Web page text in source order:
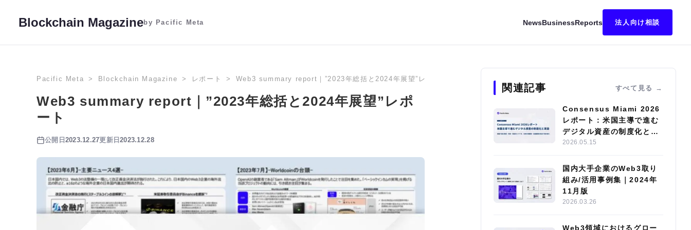
Blockchain Magazineby Pacific Meta NewsBusinessReports 法人向け相談
Pacific Meta Blockchain Magazine レポート Web3 summary report｜”2023年総括と2024年展望”レポート
Web3 summary report｜”2023年総括と2024年展望”レポ
ート
公開日 2023.12.27更新日2023.12.28
関連記事 すべて見る
Consensus Miami 2026
レポート：米国主導で進む
デジタル資産の制度化と実
装
2026.05.15
国内大手企業のWeb3取り
組み/活用事例集｜2024年
11月版
2026.03.26
Web3領域におけるグロー